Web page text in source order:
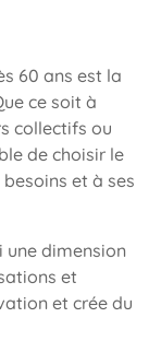
60 ans est la
ce soit à
collectifs ou
de choisir le
et à ses
une dimension
et
et crée du